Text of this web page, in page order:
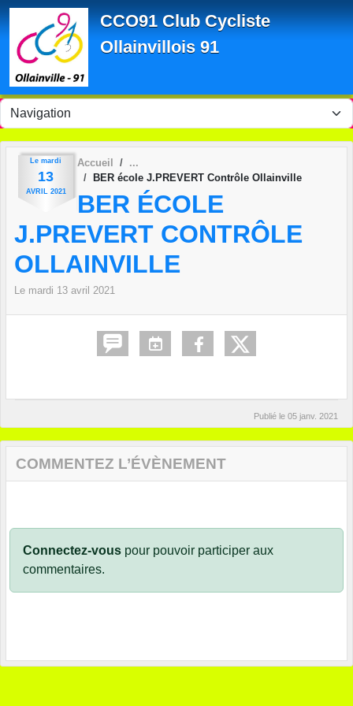
CCO91 Club Cycliste
Ollainvillois 91
Le mardi
13
AVRIL 2021
Accueil
BER école J.PREVERT Contrôle Ollainville
BER ÉCOLE
J.PREVERT CONTRÔLE
OLLAINVILLE
Le mardi 13 avril 2021
Publié le 05 janv. 2021
COMMENTEZ L’ÉVÈNEMENT
Connectez-vous pour pouvoir participer aux
commentaires.
Panneau de gestion des cookies